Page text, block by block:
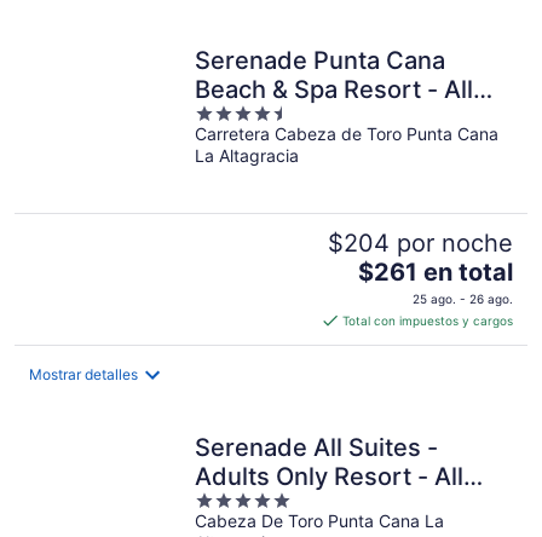
por
noche
Serenade Punta Cana
Beach & Spa Resort - All
Inclusive
4.5
out
of
Carretera Cabeza de Toro Punta Cana
La Altagracia
$204 por noche
El
precio
es
de
por
noche
$261 en total
25 ago. - 26 ago.
Total con impuestos y cargos
Mostrar detalles
Serenade All Suites -
Adults Only Resort - All
inclusive
5
out
Cabeza De Toro Punta Cana La